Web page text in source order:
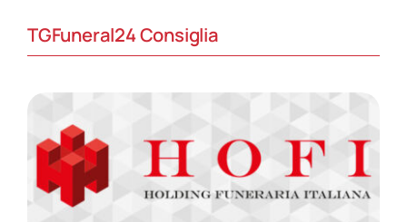
TGFuneral24 Consiglia